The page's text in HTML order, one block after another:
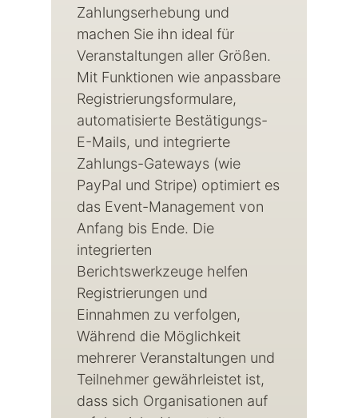
Zahlungserhebung und
machen Sie ihn ideal für
Veranstaltungen aller Größen.
Mit Funktionen wie anpassbare
Registrierungsformulare,
automatisierte Bestätigungs-
E-Mails, und integrierte
Zahlungs-Gateways (wie
PayPal und Stripe) optimiert es
das Event-Management von
Anfang bis Ende. Die
integrierten
Berichtswerkzeuge helfen
Registrierungen und
Einnahmen zu verfolgen,
Während die Möglichkeit
mehrerer Veranstaltungen und
Teilnehmer gewährleistet ist,
dass sich Organisationen auf